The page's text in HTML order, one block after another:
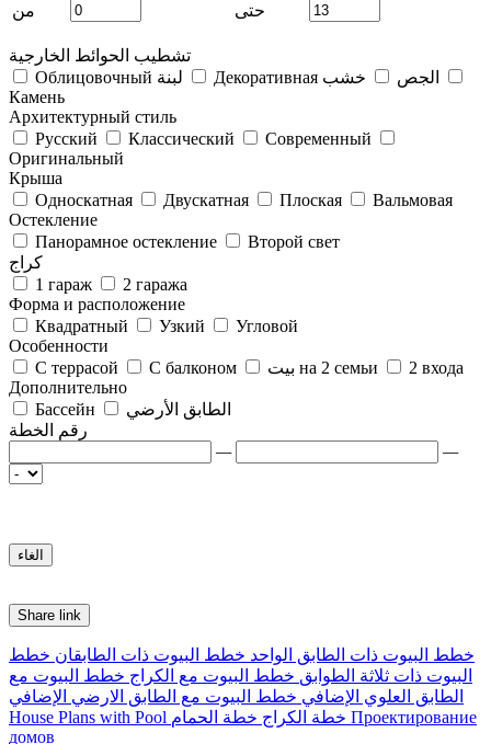
من
حتى
تشطيب الحوائط الخارجية
Облицовочный لبنة
Декоративная الجص
خشب
Камень
Архитектурный стиль
Русский
Классический
Современный
Оригинальный
Крыша
Односкатная
Двускатная Плоская
Вальмовая
Остекление
Панорамное остекление
Второй свет
كراج
1 гараж
2 гаража
Форма и расположение
Квадратный
Узкий
Угловой
Особенности
С террасой
С балконом بيت на 2 семьи
2 входа
Дополнительно
Бассейн
الطابق الأرضي
رقم الخطة
—
—
Share link
خطط البيوت ذات الطابق الواحد خطط البيوت ذات الطابقان خطط
البيوت ذات ثلاثة الطوابق خطط البيوت مع الكراج خطط البيوت مع
الطابق العلوي الإضافي خطط البيوت مع الطابق الارضي الإضافي
House Plans with Pool
خطة الكراج خطة الحمام
Проектирование
домов